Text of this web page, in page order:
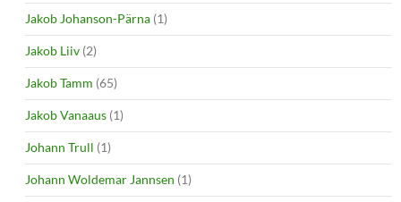
Jakob Johanson-Pärna (1)
Jakob Liiv (2)
Jakob Tamm (65)
Jakob Vanaaus (1)
Johann Trull (1)
Johann Woldemar Jannsen (1)